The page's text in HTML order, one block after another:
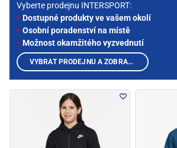
Vyberte prodejnu INTERSPORT:
Dostupné produkty ve vašem okolí
Osobní poradenství na místě
Možnost okamžitého vyzvednutí
VYBRAT PRODEJNU A ZOBRAZIT PRODUKTY